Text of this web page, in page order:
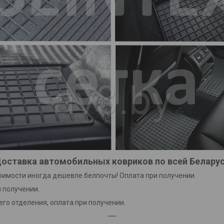
автомобильных ковриков по всей
иногда дешевле белпочты! Оплата при получении.
отделения, оплата при получении.
---